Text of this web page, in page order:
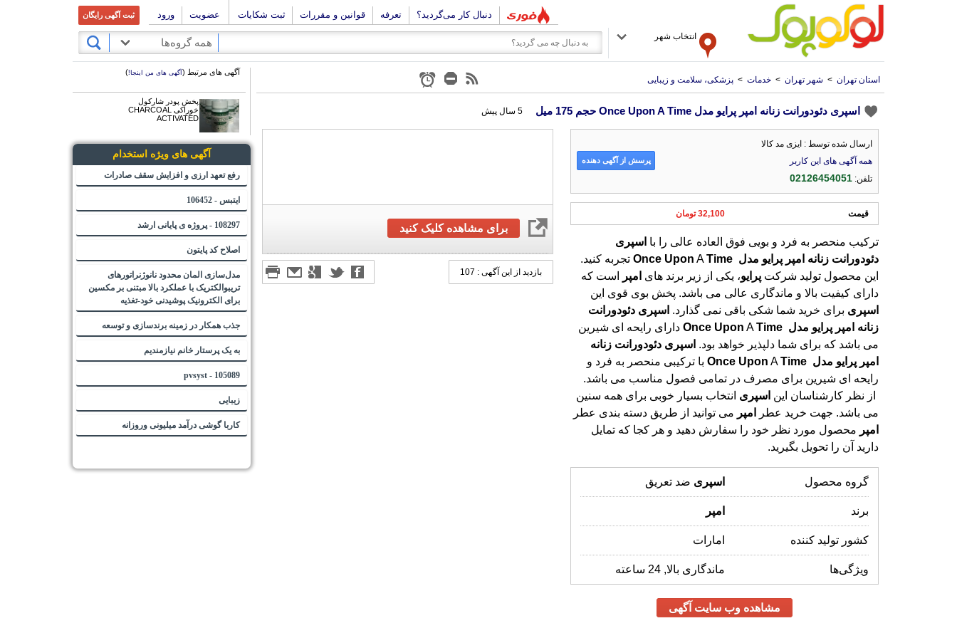
دنبال کار می‌گردید؟ تعرفه قوانین و مقررات ثبت شکایات عضویت ورود ثبت آگهی رایگان
انتخاب شهر
همه گروه‌ها
استان تهران > شهر تهران > خدمات > پزشکی، سلامت و زیبایی
اسپری دئودورانت زنانه امپر پرایو مدل Once Upon A Time حجم 175 میل 5 سال پیش
برای مشاهده کلیک کنید
بازدید از این آگهی : 107
ارسال شده توسط : ایزی مد کالا
همه آگهی های این کاربر
تلفن:02126454051
پرسش از آگهی دهنده
قیمت 32,100 تومان
ترکیب منحصر به فرد و بویی فوق العاده عالی را با اسپری
دئودورانت زنانه امپر پرایو مدل Once Upon ATime
تجربه کنید.
این محصول تولید شرکت پرایو، یکی از زیر برند های امپر
است که
دارای کیفیت بالا و ماندگاری عالی می باشد. پخش بوی قوی این
اسپری برای خرید شما شکی باقی نمی گذارد. اسپری دئودورانت
زنانه امپر پرایو مدل Once Upon ATime
دارای رایحه ای شیرین
می باشد که برای شما دلپذیر خواهد بود. اسپری دئودورانت زنانه
امپر پرایو مدل Once Upon ATime با ترکیبی منحصر به فرد و
رایحه ای شیرین برای مصرف در تمامی فصول مناسب می باشد.
از نظر کارشناسان این اسپری انتخاب بسیار خوبی برای همه سنین
می باشد. جهت خرید عطر
امپر می توانید از طریق دسته بندی عطر
امپر محصول مورد نظر خود را سفارش دهید و هر کجا که تمایل
دارید آن را تحویل بگیرید.
گروه محصول اسپری ضد تعریق
برند امپر
کشور تولید کننده امارات
ویژگی‌ها ماندگاری بالا, 24 ساعته
مشاهده وب سایت آگهی
آگهی های مرتبط (آگهی های من اینجا!)
پخش پودر شارکول
خوراکی CHARCOAL
ACTIVATED
آگهی های ویژه استخدام
رفع تعهد ارزی و افزایش سقف صادرات
ایتبس - 106452
108297 - پروژه ی پایانی ارشد
اصلاح کد پایتون
مدل‌سازی المان محدود نانوژنراتورهای
تریبوالکتریک با عملکرد بالا مبتنی بر مکسین
برای الکترونیک پوشیدنی خود-تغذیه
جذب همکار در زمینه برندسازی و توسعه
به یک پرستار خانم نیازمندیم
105089 - pvsyst
زیبایی
کاربا گوشی درآمد میلیونی وروزانه